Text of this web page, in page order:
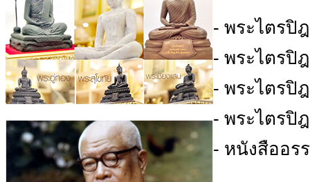
- พระไตรปิ
- พระไตรปิ
- พระไตรปิ
- พระไตรปิ
- หนังสืออร